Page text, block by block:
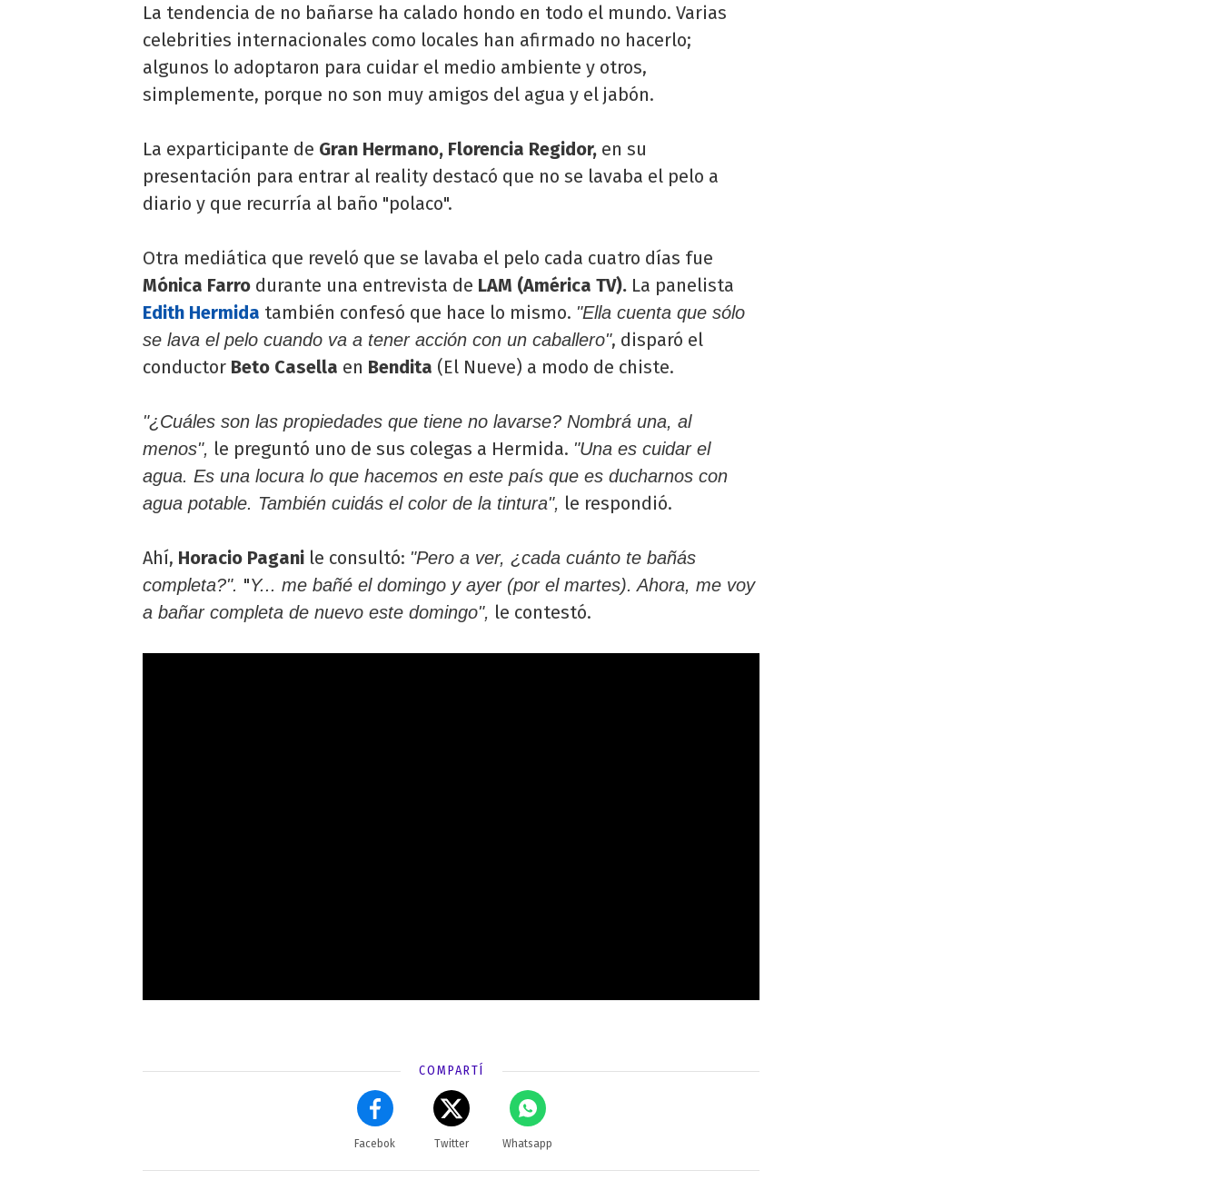
La tendencia de no bañarse ha calado hondo en todo el mundo. Varias
celebrities internacionales como locales han afirmado no hacerlo;
algunos lo adoptaron para cuidar el medio ambiente y otros,
simplemente, porque no son muy amigos del agua y el jabón.
La exparticipante de Gran Hermano, Florencia Regidor, en su
presentación para entrar al reality destacó que no se lavaba el pelo a
diario y que recurría al baño "polaco".
Otra mediática que reveló que se lavaba el pelo cada cuatro días fue
Mónica Farro durante una entrevista de LAM (América TV). La panelista
Edith Hermida también confesó que hace lo mismo. "Ella cuenta que sólo
se lava el pelo cuando va a tener acción con un caballero", disparó el
conductor Beto Casella en Bendita (El Nueve) a modo de chiste.
"¿Cuáles son las propiedades que tiene no lavarse? Nombrá una, al
menos", le preguntó uno de sus colegas a Hermida. "Una es cuidar el
agua. Es una locura lo que hacemos en este país que es ducharnos con
agua potable. También cuidás el color de la tintura", le respondió.
Ahí, Horacio Pagani le consultó: "Pero a ver, ¿cada cuánto te bañás
completa?". "Y... me bañé el domingo y ayer (por el martes). Ahora, me voy
a bañar completa de nuevo este domingo", le contestó.
COMPARTÍ
Facebok Twitter Whatsapp